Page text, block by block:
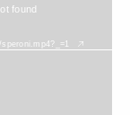
found